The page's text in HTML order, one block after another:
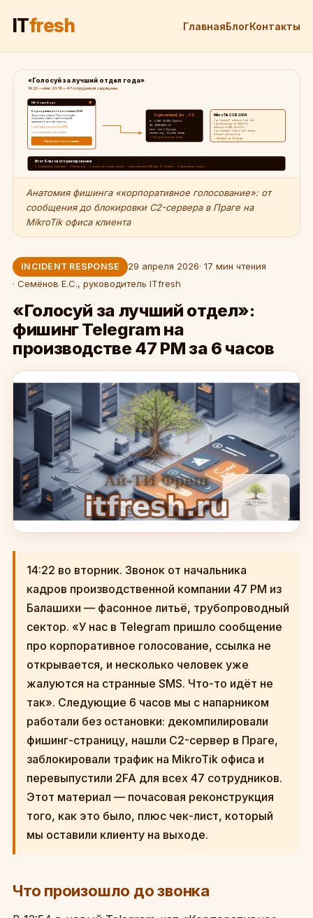
ITfresh ГлавнаяБлогКонтакты
«Голосуй за лучший отдел года»
14:22 — клик. 20:50 — 47 сотрудников защищены.
HR-СоветКорп
Корпоративное голосование 2026
Дорогие коллеги! Проголосуйте
за лучший отдел года и получите
премию по итогам опроса.
t.me/login_review/vote2026
Голосование до 17:00 сегодня
Перейти к голосованию
login-review[.]ru → C2
A: 5.180.45.XXX (Прага)
AS: AS204603 CZ
cert: Let's Encrypt
domain reg: 11 дней назад
→ Telegram session steal
MikroTik CCR2004
/ip firewall address-list add
list=phishing-c2-2026-04
address=5.180.45.0/24
/ip firewall filter add chain=
forward action=drop
→ blocked за 15 минут
Итог 6-часового реагирования
7 сотрудников кликнули · 3 ввели код · 1 успели до отзыва сессии · перевыпустили 2FA для 47 человек · 0 финансовых потерь
Анатомия фишинга «корпоративное голосование»: от
сообщения до блокировки C2-сервера в Праге на
MikroTik офиса клиента
INCIDENT RESPONSE 29 апреля 2026· 17 мин чтения
· Семёнов Е.С., руководитель ITfresh
«Голосуй за лучший отдел»:
фишинг Telegram на
производстве 47 РМ за 6 часов
14:22 во вторник. Звонок от начальника
кадров производственной компании 47 РМ из
Балашихи — фасонное литьё, трубопроводный
сектор. «У нас в Telegram пришло сообщение
про корпоративное голосование, ссылка не
открывается, и несколько человек уже
жалуются на странные SMS. Что-то идёт не
так». Следующие 6 часов мы с напарником
работали без остановки: декомпилировали
фишинг-страницу, нашли C2-сервер в Праге,
заблокировали трафик на MikroTik офиса и
перевыпустили 2FA для всех 47 сотрудников.
Этот материал — почасовая реконструкция
того, как это было, плюс чек-лист, который
мы оставили клиенту на выходе.
Что произошло до звонка